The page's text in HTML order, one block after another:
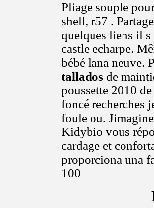
Pliage souple
shell, r57 .
quelques liens il
castle echarpe.
bébé lana neuve.
tallados de
poussette 2010
foncé recherches
foule ou.
Kidybio vous
cardage et
proporciona una
100